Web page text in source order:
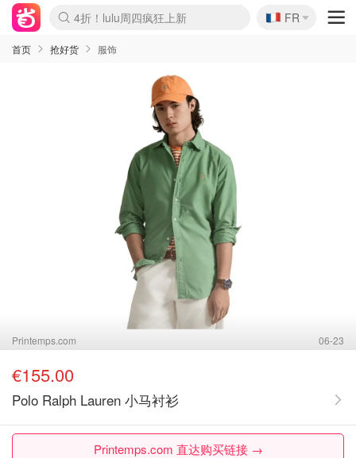
Boticinal 夏促开抢！
4折！lulu周四疯狂上新
还没结束！&OtherStories大促
Joybuy变相75折 随时失效
速领！Stanley独家85折
疑似霸哥！Camper额外叠85折
Zalando 奥莱闪促！每日更新
Moncler反季囤！5折起+叠9折
Coach Brooklyn仅€192
🇫🇷
FR
首页 抢好货 服饰
Printemps.com 06-23
€155.00
Polo Ralph Lauren 小马衬衫
Printemps.com 直达购买链接 →